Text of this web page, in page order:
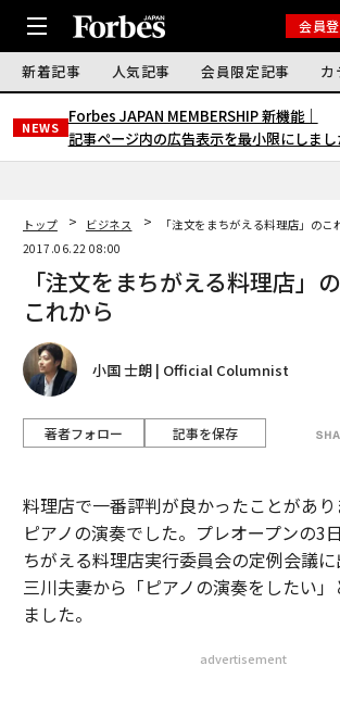
会員
新着記事 人気記事 会員限定記事 カ
NEWS
Forbes JAPAN MEMBERSHIP 新機能｜
記事ページ内の広告表示を最小限にしまし
トップ ビジネス
「注文をまちがえる料理店」のこ
2017.06.22 08:00
「注文をまちがえる料理店」
これから
小国 士朗 | Official Columnist
著者フォロー 記事を保存
料理店で一番評判が良かったことがあり
ピアノの演奏でした。プレオープンの3
ちがえる料理店実行委員会の定例会議
三川夫妻から「ピアノの演奏をしたい」
ました。
advertisement